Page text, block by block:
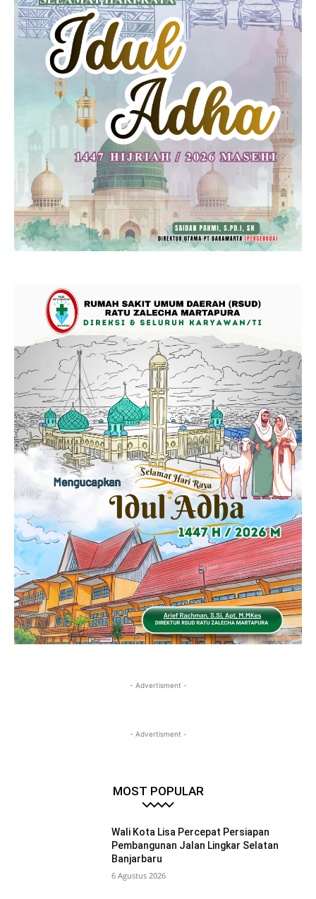
- Advertisment -
- Advertisment -
MOST POPULAR
Wali Kota Lisa Percepat Persiapan
Pembangunan Jalan Lingkar Selatan
Banjarbaru
6 Agustus 2026